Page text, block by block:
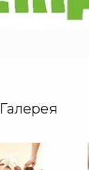
Галерея